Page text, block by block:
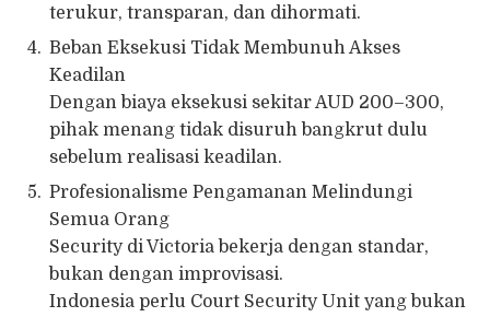
terukur, transparan, dan dihormati.
Beban Eksekusi Tidak Membunuh Akses
Keadilan
Dengan biaya eksekusi sekitar AUD 200–300,
pihak menang tidak disuruh bangkrut dulu
sebelum realisasi keadilan.
Profesionalisme Pengamanan Melindungi
Semua Orang
Security di Victoria bekerja dengan standar,
bukan dengan improvisasi.
Indonesia perlu Court Security Unit yang bukan